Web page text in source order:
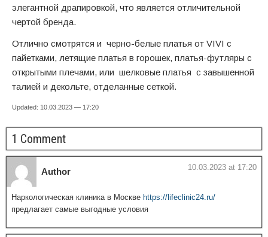
элегантной драпировкой, что является отличительной
чертой бренда.
Отлично смотрятся и черно-белые платья от VIVI с
пайетками, летящие платья в горошек, платья-футляры с
открытыми плечами, или шелковые платья с завышенной
талией и декольте, отделанные сеткой.
Updated: 10.03.2023 — 17:20
1 Comment
Author 10.03.2023 at 17:20
Наркологическая клиника в Москве https://lifeclinic24.ru/
предлагает самые выгодные условия